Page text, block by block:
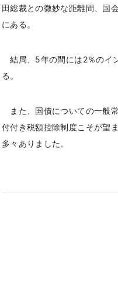
田総裁との微妙な距離間、国
にある。
結局、5年の間には2％のイ
る。
また、国債についての一般
付付き税額控除制度こそが望
多々ありました。